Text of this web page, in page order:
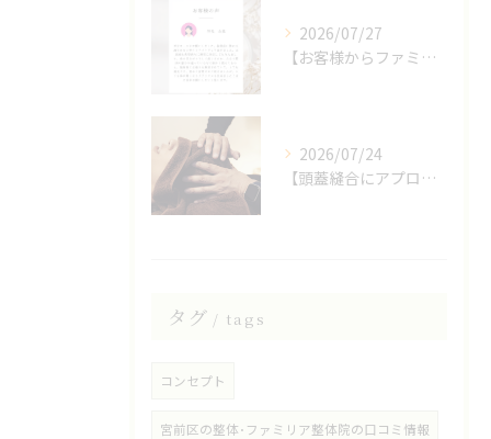
2026/07/27
【お客様からファミリア整体院の口コミをいただきました】
2026/07/24
【頭蓋縫合にアプローチしたヘッドスパ】
タグ tags
コンセプト
宮前区の整体･ファミリア整体院の口コミ情報